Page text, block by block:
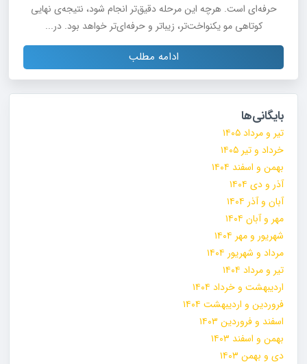
حرفه‌ای است. هرچه این مرحله دقیق‌تر انجام شود، نتیجه‌ی نهایی
کوتاهی مو یکنواخت‌تر، زیباتر و حرفه‌ای‌تر خواهد بود. در...
ادامه مطلب
بایگانی‌ها
تیر و مرداد ۱۴۰۵
خرداد و تیر ۱۴۰۵
بهمن و اسفند ۱۴۰۴
آذر و دی ۱۴۰۴
آبان و آذر ۱۴۰۴
مهر و آبان ۱۴۰۴
شهریور و مهر ۱۴۰۴
مرداد و شهریور ۱۴۰۴
تیر و مرداد ۱۴۰۴
اردیبهشت و خرداد ۱۴۰۴
فروردین و اردیبهشت ۱۴۰۴
اسفند و فروردین ۱۴۰۳
بهمن و اسفند ۱۴۰۳
دی و بهمن ۱۴۰۳